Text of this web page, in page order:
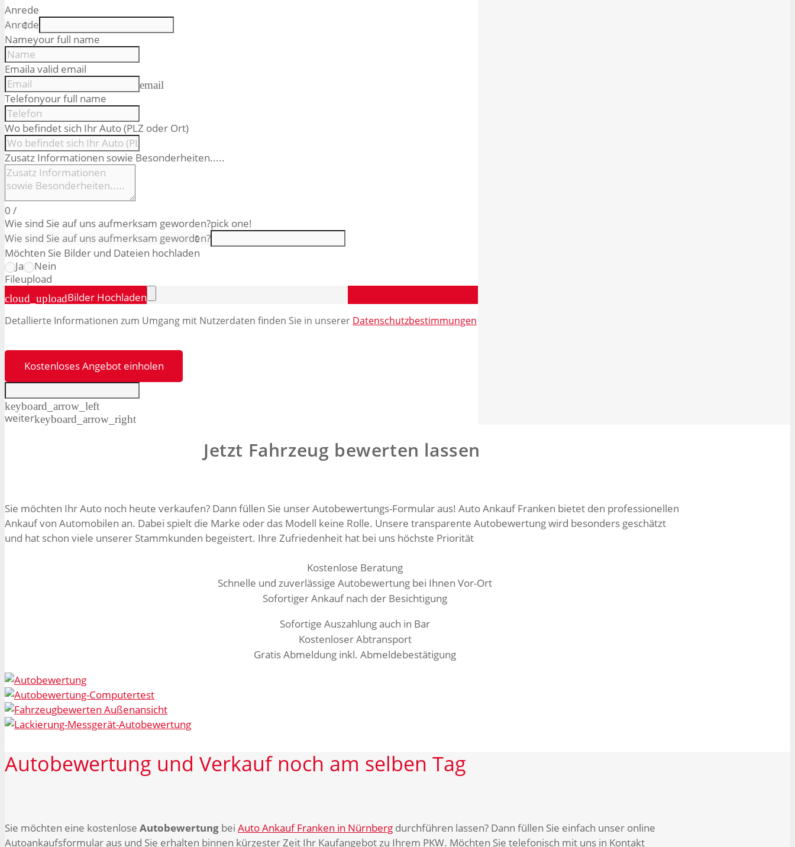
Anrede
Nameyour full name
Emaila valid email
email
Telefonyour full name
Wo befindet sich Ihr Auto (PLZ oder Ort)
Zusatz Informationen sowie Besonderheiten.....
0 /
Wie sind Sie auf uns aufmerksam geworden?pick one!
Möchten Sie Bilder und Dateien hochladen
Ja
Nein
Fileupload
cloud_uploadBilder Hochladen
Detallierte Informationen zum Umgang mit Nutzerdaten finden Sie in unserer Datenschutzbestimmungen
Kostenloses Angebot einholen
keyboard_arrow_left
weiterkeyboard_arrow_right
Jetzt Fahrzeug bewerten lassen
Sie möchten Ihr Auto noch heute verkaufen? Dann füllen Sie unser Autobewertungs-Formular aus! Auto Ankauf Franken bietet den professionellen
Ankauf von Automobilen an. Dabei spielt die Marke oder das Modell keine Rolle. Unsere transparente Autobewertung wird besonders geschätzt
und hat schon viele unserer Stammkunden begeistert. Ihre Zufriedenheit hat bei uns höchste Priorität
Kostenlose Beratung
Schnelle und zuverlässige Autobewertung bei Ihnen Vor-Ort
Sofortiger Ankauf nach der Besichtigung
Sofortige Auszahlung auch in Bar
Kostenloser Abtransport
Gratis Abmeldung inkl. Abmeldebestätigung
Autobewertung und Verkauf noch am selben Tag
Sie möchten eine kostenlose Autobewertung bei Auto Ankauf Franken in Nürnberg durchführen lassen? Dann füllen Sie einfach unser online
Autoankaufsformular aus und Sie erhalten binnen kürzester Zeit Ihr Kaufangebot zu Ihrem PKW. Möchten Sie telefonisch mit uns in Kontakt